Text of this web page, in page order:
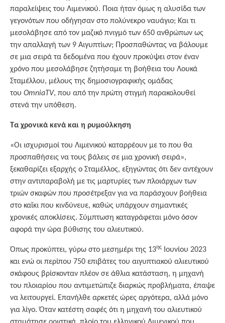
παραλείψεις του Λιμενικού. Ποια ήταν όμως η αλυσίδα των
γεγονότων που οδήγησαν στο πολύνεκρο ναυάγιο; Και τι
μεσολάβησε από τον μαζικό πνιγμό των 650 ανθρώπων ως
την απαλλαγή των 9 Αιγυπτίων; Προσπαθώντας να βάλουμε
σε μια σειρά τα δεδομένα που έχουν προκύψει στον έναν
χρόνο που μεσολάβησε ζητήσαμε τη βοήθεια του Λουκά
Σταμέλλου, μέλους της δημοσιογραφικής ομάδας
του OmniaTV, που από την πρώτη στιγμή παρακολουθεί
στενά την υπόθεση.
Τα χρονικά κενά και η ρυμούλκηση
«Οι ισχυρισμοί του Λιμενικού καταρρέουν με το που θα
προσπαθήσεις να τους βάλεις σε μια χρονική σειρά»,
ξεκαθαρίζει εξαρχής ο Σταμέλλος, εξηγώντας ότι δεν αντέχουν
στην αντιπαραβολή με τις μαρτυρίες των πλοιάρχων των
τριών σκαφών που προσέτρεξαν για να παράσχουν βοήθεια
στο καΐκι που κινδύνευε, καθώς υπάρχουν σημαντικές
χρονικές αποκλίσεις. Σύμπτωση καταγράφεται μόνο όσον
αφορά την ώρα βύθισης του αλιευτικού.
Όπως προκύπτει, γύρω στο μεσημέρι της 13ης
Ιουνίου 2023
και ενώ οι περίπου 750 επιβάτες του αιγυπτιακού αλιευτικού
σκάφους βρίσκονταν πλέον σε άθλια κατάσταση, η μηχανή
του πλοιαρίου που αντιμετώπιζε διαρκώς προβλήματα, έπαψε
να λειτουργεί. Επανήλθε αρκετές ώρες αργότερα, αλλά μόνο
για λίγο. Όταν κατέστη σαφές ότι η μηχανή του αλιευτικού